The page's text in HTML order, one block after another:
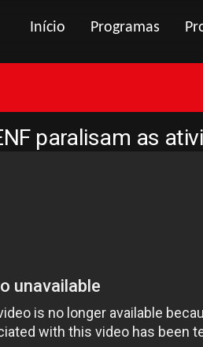
Início Programas
paralisam as